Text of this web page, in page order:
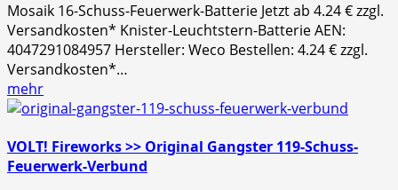
Mosaik 16-Schuss-Feuerwerk-Batterie Jetzt ab 4.24 € zzgl.
Versandkosten* Knister-Leuchtstern-Batterie AEN:
4047291084957 Hersteller: Weco Bestellen: 4.24 € zzgl.
Versandkosten*…
mehr
VOLT! Fireworks >> Original Gangster 119-Schuss-
Feuerwerk-Verbund